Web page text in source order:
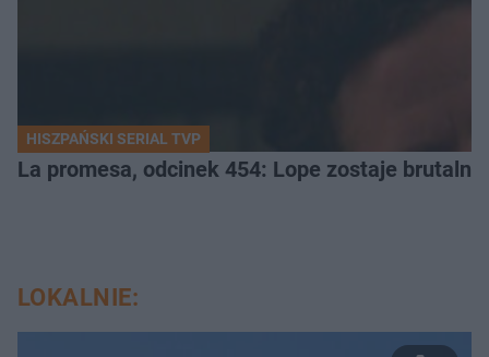
HISZPAŃSKI SERIAL TVP
La promesa, odcinek 454: Lope zostaje
LOKALNIE: